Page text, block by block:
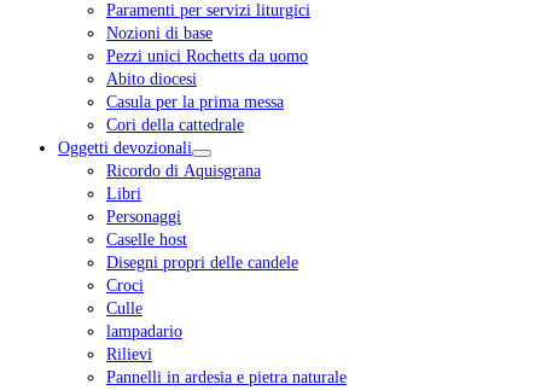
Paramenti per servizi liturgici
Nozioni di base
Pezzi unici Rochetts da uomo
Abito diocesi
Casula per la prima messa
Cori della cattedrale
Oggetti devozionali
Ricordo di Aquisgrana
Libri
Personaggi
Caselle host
Disegni propri delle candele
Croci
Culle
lampadario
Rilievi
Pannelli in ardesia e pietra naturale